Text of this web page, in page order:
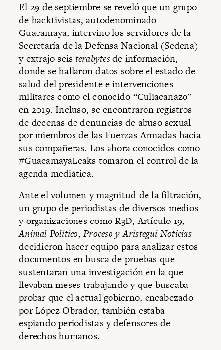
El 29 de septiembre se reveló que un grupo
de hacktivistas, autodenominado
Guacamaya, intervino los servidores de la
Secretaría de la Defensa Nacional (Sedena)
y extrajo seis terabytesde información,
donde se hallaron datos sobre el estado de
salud del presidente e intervenciones
militares como el conocido “Culiacanazo”
en 2019. Incluso, se encontraron registros
de decenas de denuncias de abuso sexual
por miembros de las Fuerzas Armadas hacia
sus compañeras. Los ahora conocidos como
#GuacamayaLeaks tomaron el control de la
agenda mediática.
Ante el volumen y magnitud de la filtración,
un grupo de periodistas de diversos medios
y organizaciones como R3D, Artículo 19,
Animal Político, Proceso y Aristegui Noticias
decidieron hacer equipo para analizar estos
documentos en busca de pruebas que
sustentaran una investigación en la que
llevaban meses trabajando y que buscaba
probar que el actual gobierno, encabezado
por López Obrador, también estaba
espiando periodistas y defensores de
derechos humanos.